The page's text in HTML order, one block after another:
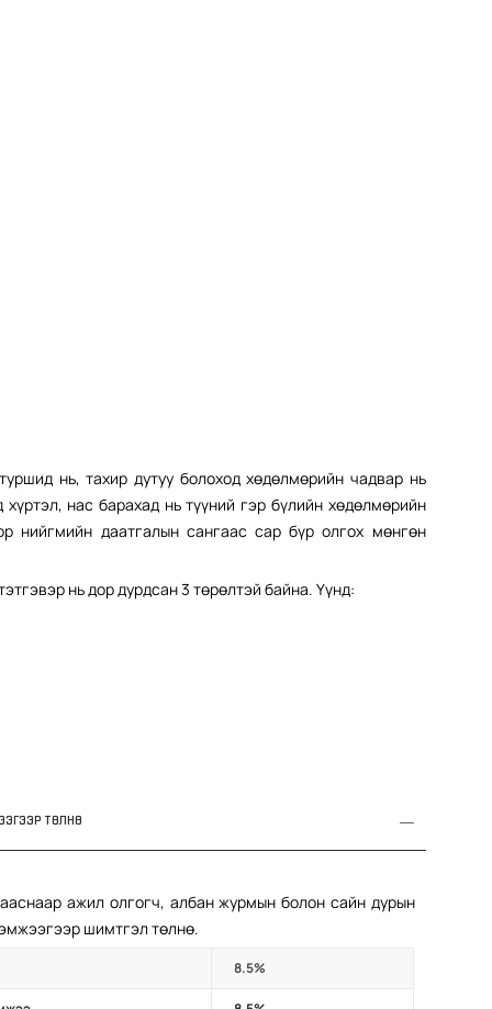
нь, тахир дутуу болоход хөдөлмөрийн чадвар нь
нас барахад нь түүний гэр бүлийн хөдөлмөрийн
нийгмийн даатгалын сангаас сар бүр олгох мөнгөн
нь дор дурдсан 3 төрөлтэй байна. Үүнд:
ТӨЛНӨ
ажил олгогч, албан журмын болон сайн дурын
шимтгэл төлнө.
8.5%